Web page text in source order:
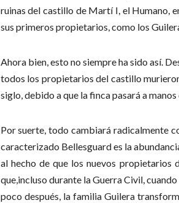
ruinas del castillo de Martí I, el Humano,
sus primeros propietarios, como los
Ahora bien, esto no siempre ha sido así.
todos los propietarios del castillo
siglo, debido a que la finca pasará a
Por suerte, todo cambiará radicalmente
caracterizado Bellesguard es la
al hecho de que los nuevos propietarios
que,incluso durante la Guerra Civil,
poco después, la familia Guilera